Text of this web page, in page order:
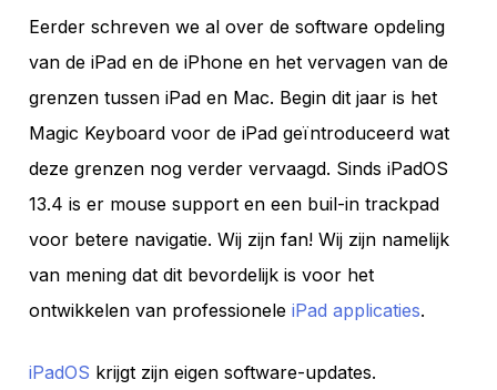
Eerder schreven we al over de software opdeling
van de iPad en de iPhone en het vervagen van de
grenzen tussen iPad en Mac. Begin dit jaar is het
Magic Keyboard voor de iPad geïntroduceerd wat
deze grenzen nog verder vervaagd. Sinds iPadOS
13.4 is er mouse support en een buil-in trackpad
voor betere navigatie. Wij zijn fan! Wij zijn namelijk
van mening dat dit bevordelijk is voor het
ontwikkelen van professionele iPad applicaties.
iPadOS krijgt zijn eigen software-updates.